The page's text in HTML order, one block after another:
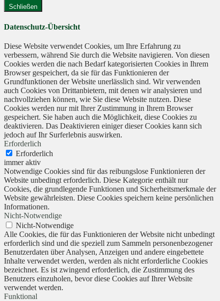
Schließen
Datenschutz-Übersicht
Diese Website verwendet Cookies, um Ihre Erfahrung zu
verbessern, während Sie durch die Website navigieren. Von diesen
Cookies werden die nach Bedarf kategorisierten Cookies in Ihrem
Browser gespeichert, da sie für das Funktionieren der
Grundfunktionen der Website unerlässlich sind. Wir verwenden
auch Cookies von Drittanbietern, mit denen wir analysieren und
nachvollziehen können, wie Sie diese Website nutzen. Diese
Cookies werden nur mit Ihrer Zustimmung in Ihrem Browser
gespeichert. Sie haben auch die Möglichkeit, diese Cookies zu
deaktivieren. Das Deaktivieren einiger dieser Cookies kann sich
jedoch auf Ihr Surferlebnis auswirken.
Erforderlich
Erforderlich
immer aktiv
Notwendige Cookies sind für das reibungslose Funktionieren der
Website unbedingt erforderlich. Diese Kategorie enthält nur
Cookies, die grundlegende Funktionen und Sicherheitsmerkmale der
Website gewährleisten. Diese Cookies speichern keine persönlichen
Informationen.
Nicht-Notwendige
Nicht-Notwendige
Alle Cookies, die für das Funktionieren der Website nicht unbedingt
erforderlich sind und die speziell zum Sammeln personenbezogener
Benutzerdaten über Analysen, Anzeigen und andere eingebettete
Inhalte verwendet werden, werden als nicht erforderliche Cookies
bezeichnet. Es ist zwingend erforderlich, die Zustimmung des
Benutzers einzuholen, bevor diese Cookies auf Ihrer Website
verwendet werden.
Funktional